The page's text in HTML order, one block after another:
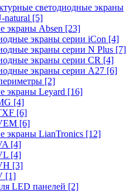
светодиодные экраны
natural [5]
экраны Absen [23]
экраны серии iCon [4]
экраны серии N Plus [7]
экраны серии CR [4]
экраны серии А27 [6]
[2]
экраны Leyard [16]
[4]
[6]
[6]
экраны LianTronics [12]
[4]
[4]
[3]
[1]
LED панелей [2]